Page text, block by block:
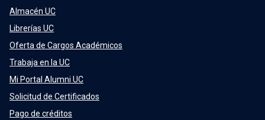
Almacén UC
Librerías UC
Oferta de Cargos Académicos
Trabaja en la UC
Mi Portal Alumni UC
Solicitud de Certificados
Pago de créditos